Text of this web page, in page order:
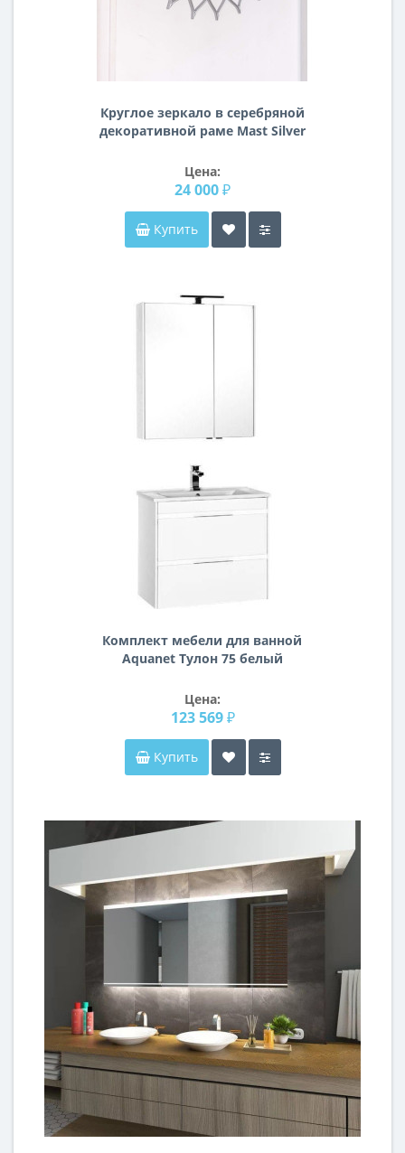
Круглое зеркало в серебряной
декоративной раме Mast Silver
Цена:
24 000 ₽
Купить
Комплект мебели для ванной
Aquanet Тулон 75 белый
Цена:
123 569 ₽
Купить